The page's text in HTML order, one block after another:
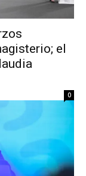
el
0